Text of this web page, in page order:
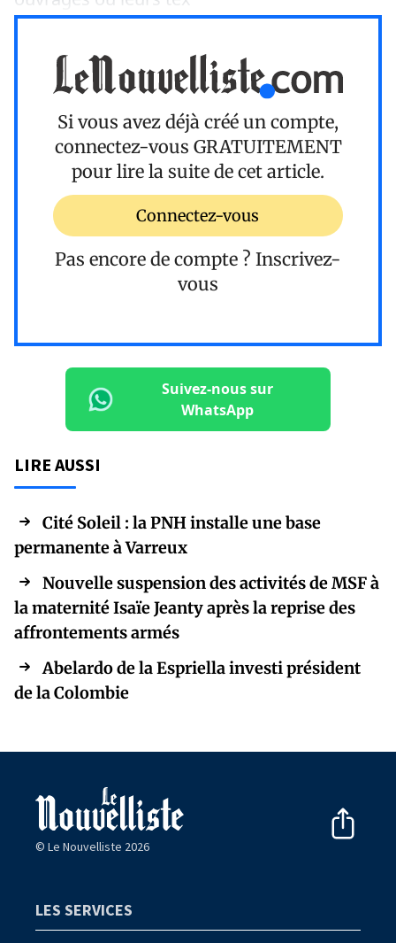
Si vous avez déjà créé un compte,
connectez-vous GRATUITEMENT
pour lire la suite de cet article.
Connectez-vous
Pas encore de compte ? Inscrivez-
vous
Suivez-nous sur
WhatsApp
LIRE AUSSI
Cité Soleil : la PNH installe une base
permanente à Varreux
Nouvelle suspension des activités de MSF à
la maternité Isaïe Jeanty après la reprise des
affrontements armés
Abelardo de la Espriella investi président
de la Colombie
© Le Nouvelliste 2026
LES SERVICES